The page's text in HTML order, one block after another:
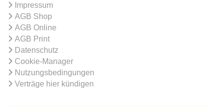
Impressum
AGB Shop
AGB Online
AGB Print
Datenschutz
Cookie-Manager
Nutzungsbedingungen
Verträge hier kündigen